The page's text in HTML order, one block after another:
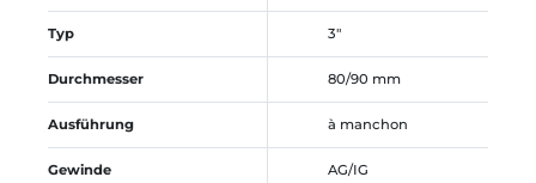
Typ 3"
Durchmesser 80/90 mm
Ausführung à manchon
Gewinde AG/IG